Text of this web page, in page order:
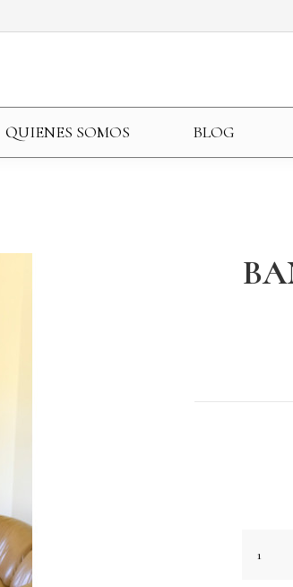
QUIENES SOMOS BLOG